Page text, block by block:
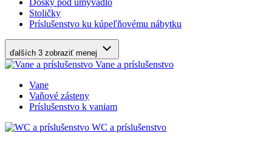
Dosky pod umývadlo
Stoličky
Príslušenstvo ku kúpeľňovému nábytku
ďalších 3 zobraziť menej
Vane a príslušenstvo
Vane
Vaňové zásteny
Príslušenstvo k vaniam
WC a príslušenstvo